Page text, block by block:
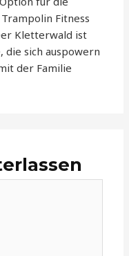
Fitness
Kletterwald ist
sich auspowern
der Familie